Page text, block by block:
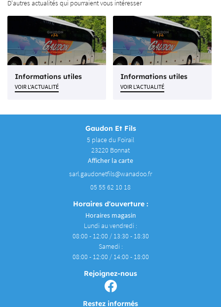
CONTACT
INSCRIPTION
D'autres actualités qui pourraient vous intéresser
Informations utiles
VOIR L'ACTUALITÉ
Informations utiles
VOIR L'ACTUALITÉ
Gaudon Et Fils
5 place du Foirail
23220 Bonnat
Afficher la carte
05 55 62 10 18
Horaires d'ouverture :
Horaires magasin
Lundi au vendredi :
08:00 - 12:00 / 13:30 - 18:30
Samedi :
08:00 - 12:00 / 14:00 - 18:00
Rejoignez-nous
Restez informés